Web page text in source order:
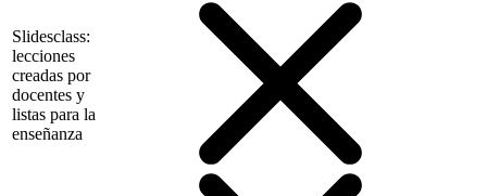
Slidesclass:
lecciones
creadas por
docentes y
listas para la
enseñanza